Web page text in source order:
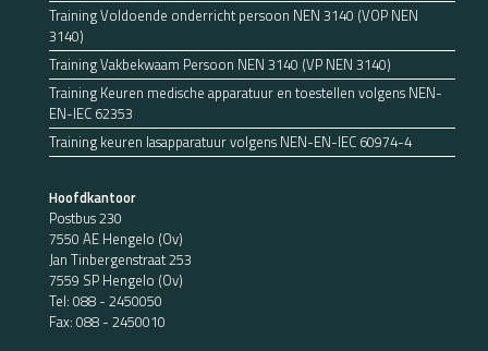
Training Voldoende onderricht persoon NEN 3140 (VOP NEN
3140)
Training Vakbekwaam Persoon NEN 3140 (VP NEN 3140)
Training Keuren medische apparatuur en toestellen volgens NEN-
EN-IEC 62353
Training keuren lasapparatuur volgens NEN-EN-IEC 60974-4
Hoofdkantoor
Postbus 230
7550 AE Hengelo (Ov)
Jan Tinbergenstraat 253
7559 SP Hengelo (Ov)
Tel: 088 - 2450050
Fax: 088 - 2450010